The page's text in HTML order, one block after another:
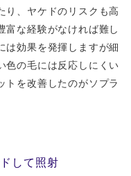
り、ヤケドのリスクも高
富な経験がなければ難し
は効果を発揮しますが細
色の毛には反応しにくい
トを改善したのがソプラ
して照射